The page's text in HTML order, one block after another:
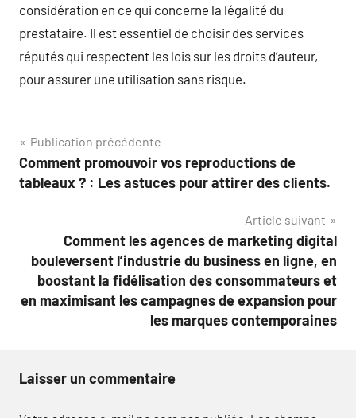
considération en ce qui concerne la légalité du
prestataire. Il est essentiel de choisir des services
réputés qui respectent les lois sur les droits d’auteur,
pour assurer une utilisation sans risque.
Navigation
de
Publication précédente
Comment promouvoir vos reproductions de
tableaux ? : Les astuces pour attirer des clients.
Article suivant
Comment les agences de marketing digital
bouleversent l’industrie du business en ligne, en
boostant la fidélisation des consommateurs et
en maximisant les campagnes de expansion pour
les marques contemporaines
Laisser un commentaire